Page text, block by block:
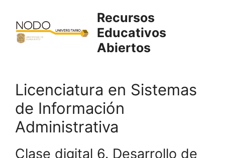
contenido
Recursos
Educativos
Abiertos
Licenciatura en Sistemas
de Información
Administrativa
Clase digital 6. Desarrollo de